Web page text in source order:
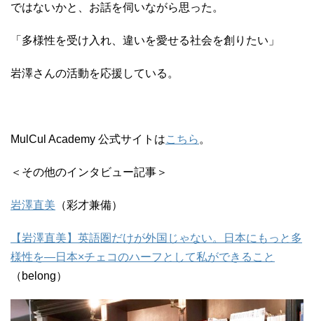
ではないかと、お話を伺いながら思った。
「多様性を受け入れ、違いを愛せる社会を創りたい」
岩澤さんの活動を応援している。
MulCul Academy 公式サイトはこちら 。
＜その他のインタビュー記事＞
岩澤直美 （彩才兼備）
【岩澤直美】英語圏だけが外国じゃない。日本にもっと多
様性を―日本×チェコのハーフとして私ができること
（belong）